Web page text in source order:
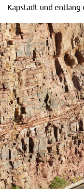
Kapstadt und entlang